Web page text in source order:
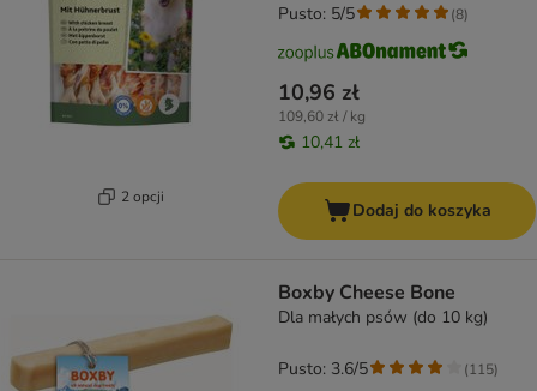
2 opcji
10,96 zł
109,60 zł / kg
10,41 zł
Pusto: 5/5 (8)
Dodaj do koszyka
Boxby Cheese Bone
Dla małych psów (do 10 kg)
Pusto: 3.6/5 (115)